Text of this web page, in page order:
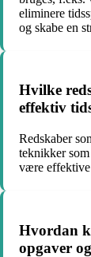
eliminere
og skabe en
Hvilke
effektiv
Redskaber
teknikker
være effektive
Hvordan
opgaver